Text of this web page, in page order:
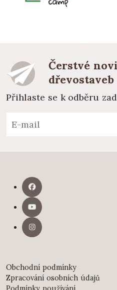
Čerstvé
dřevostaveb
Přihlaste se k odběru
Obchodní podmínky
Zpracování osobních údajů